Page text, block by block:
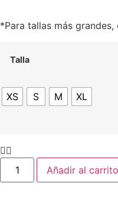
*Para tallas más
Talla
XS S M XL
Añadir al carrito